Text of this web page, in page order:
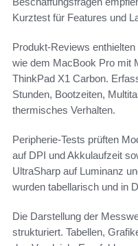
Kurztest für Features und
Produkt-Reviews
wie dem MacBook Pro mit
ThinkPad X1 Carbon.
Stunden, Bootzeiten,
thermisches Verhalten.
Peripherie-Tests prüften
auf DPI und Akkulaufzeit
UltraSharp auf Luminanz
wurden tabellarisch und in
Die Darstellung der
strukturiert. Tabellen,